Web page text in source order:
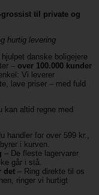
til private og
hurtig levering
danske boligejere
– over 100.000 kunder
Vi leverer
lave priser – med fuld
kan altid regne med
handler for over 599 kr.,
i kurven.
– De fleste lagervarer
går i stå.
det– Ring direkte til os
ringer vi hurtigt